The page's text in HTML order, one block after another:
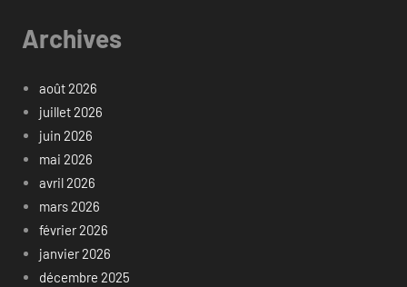
Archives
août 2026
juillet 2026
juin 2026
mai 2026
avril 2026
mars 2026
février 2026
janvier 2026
décembre 2025